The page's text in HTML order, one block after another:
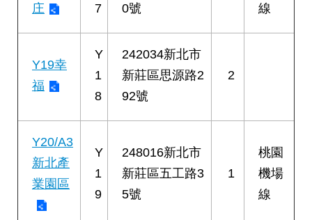
庄
7
0號
線
Y19幸
福
Y
1
8
242034新北市
新莊區思源路2
92號
2
Y20/A3
新北產
業園區
Y
1
9
248016新北市
新莊區五工路3
5號
1
桃園
機場
線